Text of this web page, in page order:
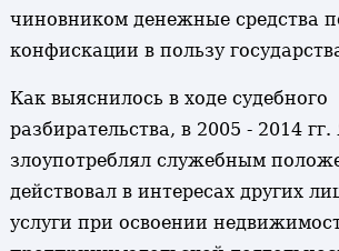
чиновником денежные средства
конфискации в пользу
Как выяснилось в ходе судебного
разбирательства, в 2005 - 2014
злоупотреблял служебным
действовал в интересах других
услуги при освоении